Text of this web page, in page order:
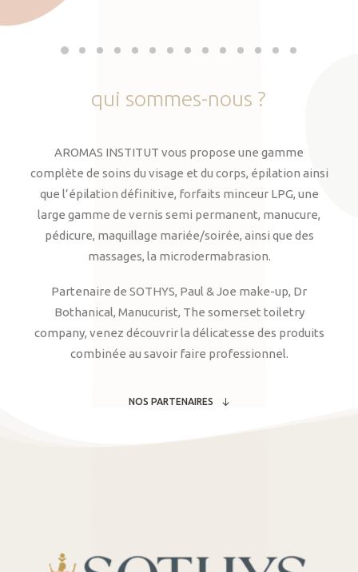
qui sommes-nous ?
AROMAS INSTITUT vous propose une gamme
complète de soins du visage et du corps, épilation ainsi
que l’épilation définitive, forfaits minceur LPG, une
large gamme de vernis semi permanent, manucure,
pédicure, maquillage mariée/soirée, ainsi que des
massages, la microdermabrasion.
Partenaire de SOTHYS, Paul & Joe make-up, Dr
Bothanical, Manucurist, The somerset toiletry
company, venez découvrir la délicatesse des produits
combinée au savoir faire professionnel.
NOS PARTENAIRES